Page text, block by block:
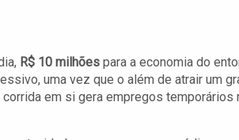
R$ 10 milhões para a economia do
uma vez que o além de atrair um
em si gera empregos temporários